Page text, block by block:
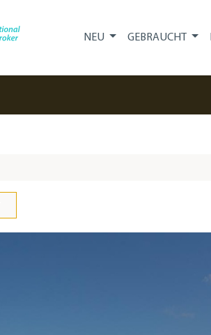
NEU GEBRAUCHT